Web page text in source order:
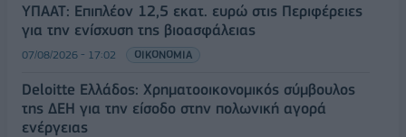
ΥΠΑΑΤ: Επιπλέον 12,5 εκατ. ευρώ στις Περιφέρειες
για την ενίσχυση της βιοασφάλειας
07/08/2026 - 17:02 ΟΙΚΟΝΟΜΙΑ
Deloitte Ελλάδος: Χρηματοοικονομικός σύμβουλος
της ΔΕΗ για την είσοδο στην πολωνική αγορά
ενέργειας